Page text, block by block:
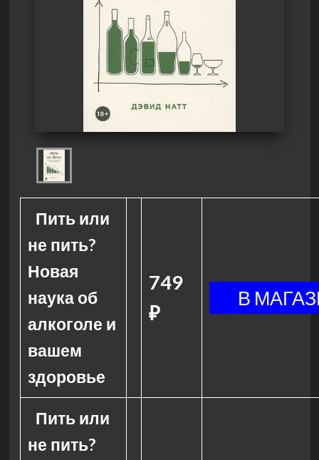
Пить или
не пить?
Новая
наука об
алкоголе и
вашем
здоровье
749
₽
Пить или
не пить?